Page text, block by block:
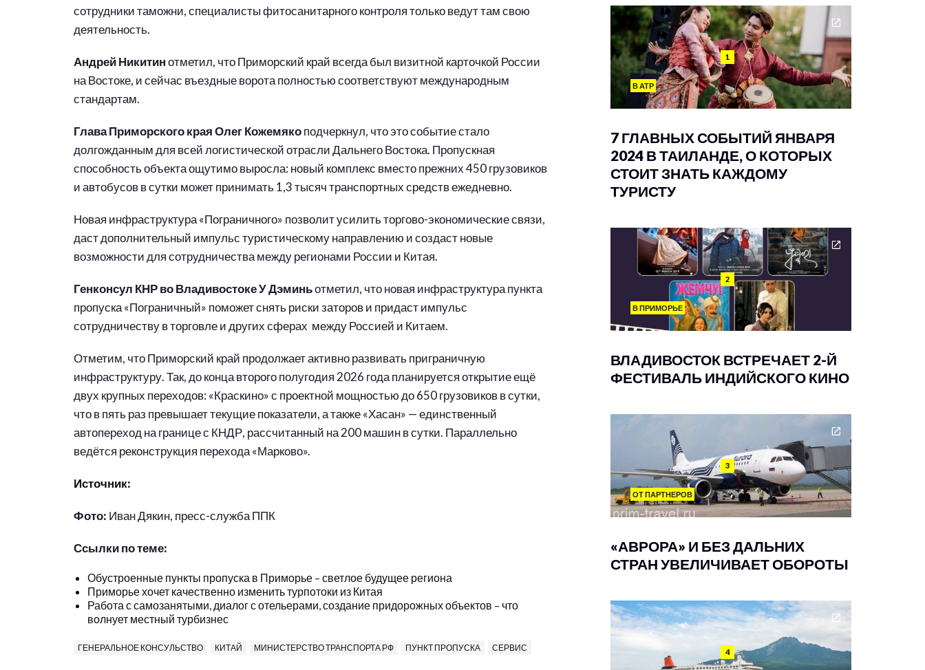
сотрудники таможни, специалисты фитосанитарного контроля только ведут там свою
деятельность.
Андрей Никитинотметил, что Приморский край всегда был визитной карточкой России
на Востоке, и сейчас въездные ворота полностью соответствуют международным
стандартам.
Глава Приморского края Олег Кожемякоподчеркнул, что это событие стало
долгожданным для всей логистической отрасли Дальнего Востока. Пропускная
способность объекта ощутимо выросла: новый комплекс вместо прежних 450 грузовиков
и автобусов в сутки может принимать 1,3 тысяч транспортных средств ежедневно.
Новая инфраструктура «Пограничного» позволит усилить торгово-экономические связи,
даст дополнительный импульс туристическому направлению и создаст новые
возможности для сотрудничества между регионами России и Китая.
Генконсул КНР во Владивостоке У Дэминьотметил, что новая инфраструктура пункта
пропуска «Пограничный» поможет снять риски заторов и придаст импульс
сотрудничеству в торговле и других сферах между Россией и Китаем.
Отметим, что Приморский край продолжает активно развивать приграничную
инфраструктуру. Так, до конца второго полугодия 2026 года планируется открытие ещё
двух крупных переходов: «Краскино» с проектной мощностью до 650 грузовиков в сутки,
что в пять раз превышает текущие показатели, а также «Хасан» — единственный
автопереход на границе с КНДР, рассчитанный на 200 машин в сутки. Параллельно
ведётся реконструкция перехода «Марково».
Источник:
Фото: Иван Дякин, пресс-служба ППК
Ссылки по теме:
Обустроенные пункты пропуска в Приморье – светлое будущее региона
Приморье хочет качественно изменить турпотоки из Китая
Работа с самозанятыми, диалог с отельерами, создание придорожных объектов – что
волнует местный турбизнес
ГЕНЕРАЛЬНОЕ КОНСУЛЬСТВО КИТАЙ МИНИСТЕРСТВО ТРАНСПОРТА РФ ПУНКТ ПРОПУСКА СЕРВИС
1
В АТР
7 ГЛАВНЫХ СОБЫТИЙ ЯНВАРЯ
2024 В ТАИЛАНДЕ, О КОТОРЫХ
СТОИТ ЗНАТЬ КАЖДОМУ
ТУРИСТУ
2
В ПРИМОРЬЕ
ВЛАДИВОСТОК ВСТРЕЧАЕТ 2-Й
ФЕСТИВАЛЬ ИНДИЙСКОГО КИНО
3
ОТ ПАРТНЕРОВ
«АВРОРА» И БЕЗ ДАЛЬНИХ
СТРАН УВЕЛИЧИВАЕТ ОБОРОТЫ
4